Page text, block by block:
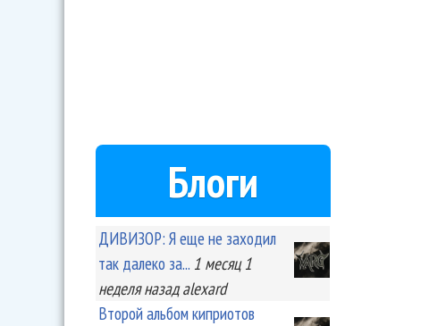
Блоги
ДИВИЗОР: Я еще не заходил
так далеко за... 1 месяц 1
неделяназад alexard
Второй альбом киприотов